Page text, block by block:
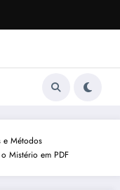
e Métodos
Mistério em PDF